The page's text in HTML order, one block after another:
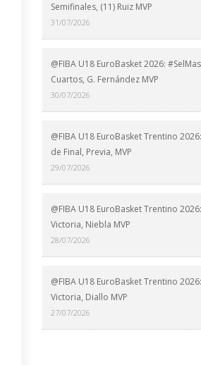
Semifinales, (11) Ruiz MVP
31/07/2026
@FIBA U18 EuroBasket 2026:
Cuartos, G. Fernández MVP
30/07/2026
@FIBA U18 EuroBasket Trentino
de Final, Previa, MVP
29/07/2026
@FIBA U18 EuroBasket Trentino
Victoria, Niebla MVP
28/07/2026
@FIBA U18 EuroBasket Trentino
Victoria, Diallo MVP
27/07/2026